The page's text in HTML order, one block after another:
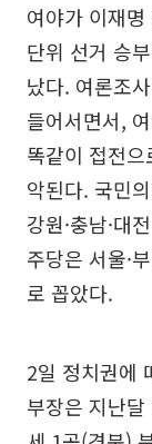
여야가 이재
단위 선거 승
났다. 여론조
들어서면서,
똑같이 접전으
악된다. 국민
강원·충남·대
주당은 서울·
로 꼽았다.
2일 정치권에
부장은 지난